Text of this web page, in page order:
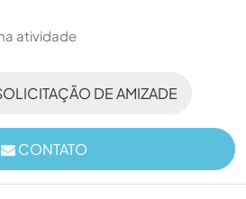
atividade
DE AMIZADE
CONTATO